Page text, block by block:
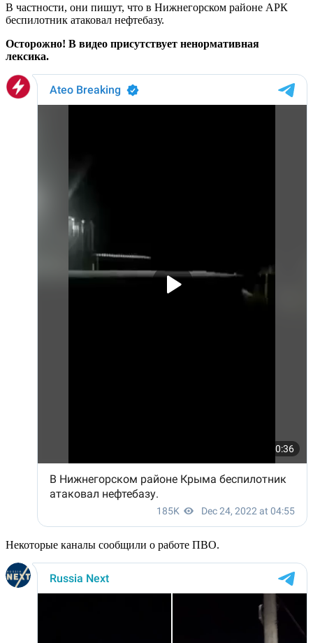
В частности, они пишут, что в Нижнегорском районе АРК
беспилотник атаковал нефтебазу.
Осторожно! В видео присутствует ненормативная
лексика.
Некоторые каналы сообщили о работе ПВО.